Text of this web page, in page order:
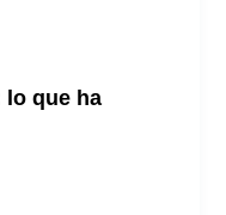
lo que ha